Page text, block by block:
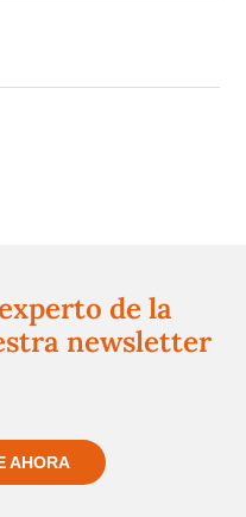
de la
newsletter
AHORA